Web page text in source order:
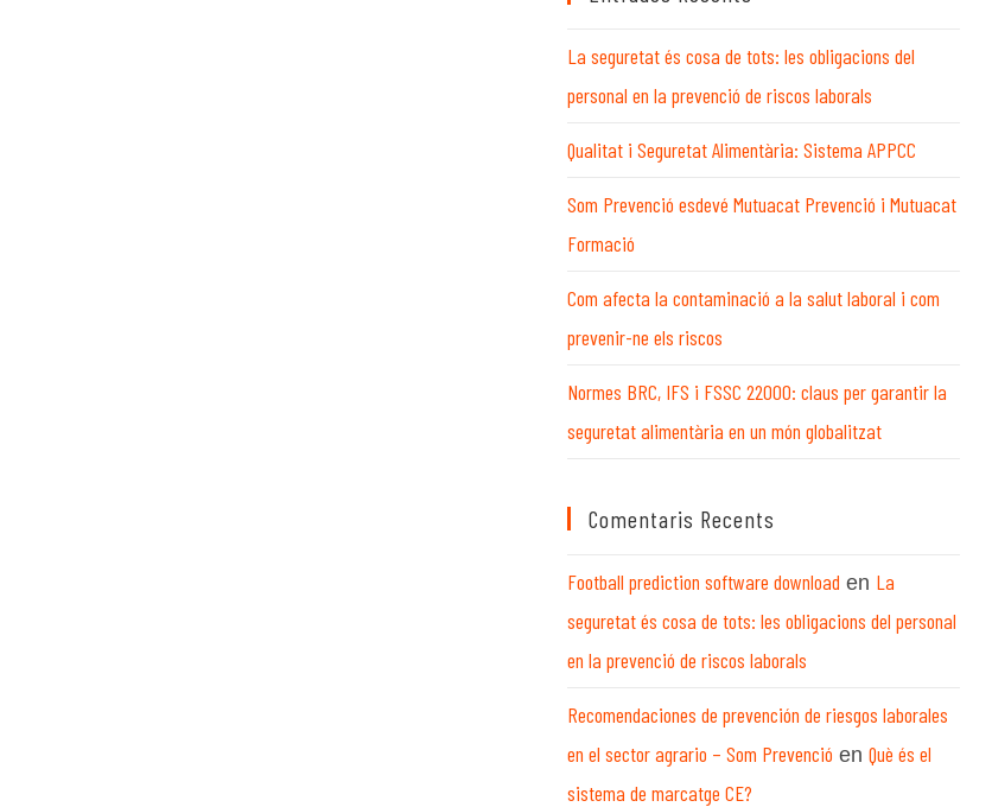
La seguretat és cosa de tots: les obligacions del
personal en la prevenció de riscos laborals
Qualitat i Seguretat Alimentària: Sistema APPCC
Som Prevenció esdevé Mutuacat Prevenció i Mutuacat
Formació
Com afecta la contaminació a la salut laboral i com
prevenir-ne els riscos
Normes BRC, IFS i FSSC 22000: claus per garantir la
seguretat alimentària en un món globalitzat
Comentaris Recents
Football prediction software download en La
seguretat és cosa de tots: les obligacions del personal
en la prevenció de riscos laborals
Recomendaciones de prevención de riesgos laborales
en el sector agrario – Som Prevenció en Què és el
sistema de marcatge CE?